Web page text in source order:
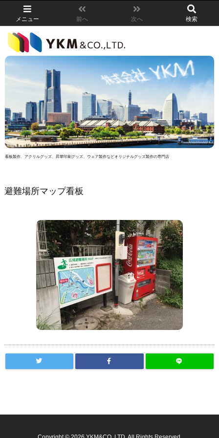
メニュー 前へ 次へ 検索
看板製作、アクリルグッズ、昇華印刷グッズ、ウェア製作などオリジナルグッズ製作の専門店
避難場所マップ看板